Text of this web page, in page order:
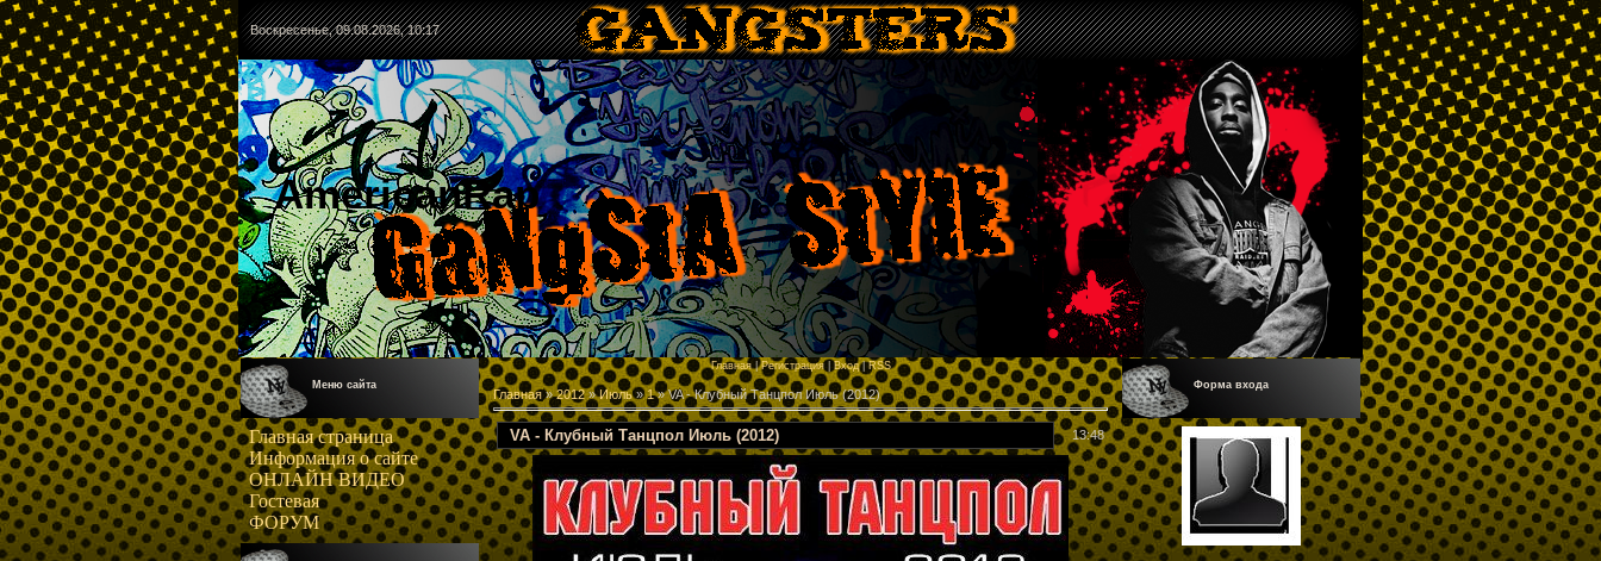
Воскресенье, 09.08.2026, 10:17
AmericanRap
Меню сайта
Главная страница
Информация о сайте
ОНЛАЙН ВИДЕО
Гостевая
ФОРУМ
Главная|Регистрация| Вход|RSS
Главная»2012 » Июль » 1» VA - Клубный Танцпол Июль (2012)
VA - Клубный Танцпол Июль (2012) 13:48
Форма входа